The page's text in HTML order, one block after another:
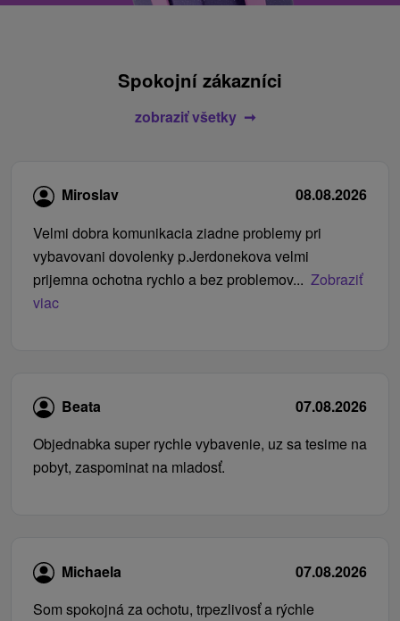
Spokojní zákazníci
zobraziť všetky
Miroslav
08.08.2026
Velmi dobra komunikacia ziadne problemy pri
vybavovani dovolenky p.Jerdonekova velmi
prijemna ochotna rychlo a bez problemov... Zobraziť
viac
Beata
07.08.2026
Objednabka super rychle vybavenie, uz sa tesime na
pobyt, zaspominat na mladosť.
Michaela
07.08.2026
Som spokojná za ochotu, trpezlivosť a rýchle